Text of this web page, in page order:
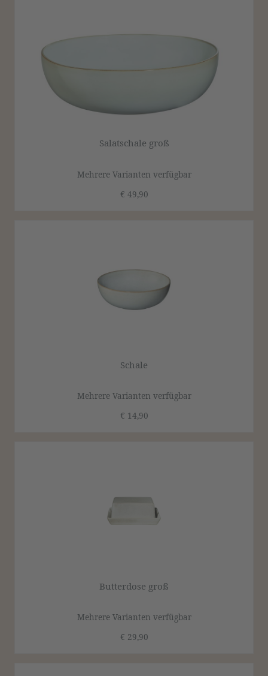
Salatschale groß
Mehrere Varianten verfügbar
€ 49,90
Schale
Mehrere Varianten verfügbar
€ 14,90
Butterdose groß
Mehrere Varianten verfügbar
€ 29,90